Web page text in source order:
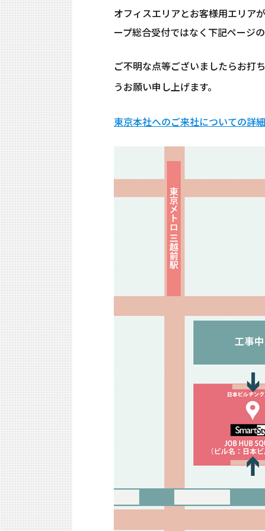
オフィスエリアとお客様用エリア
ープ総合受付ではなく下記ページ
ご不明な点等ございましたらお打
うお願い申し上げます。
東京本社へのご来社についての詳